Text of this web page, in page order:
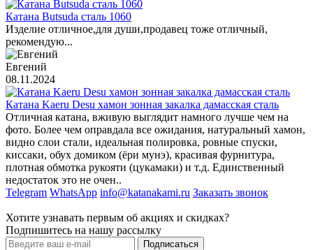
Катана Butsuda сталь 1060
Изделие отличное,для души,продавец тоже отличный,
рекомендую...
Евгений
08.11.2024
Катана Kaeru Desu хамон зонная закалка дамасская сталь
Отличная катана, вживую выглядит намного лучше чем на
фото. Более чем оправдала все ожидания, натуральный хамон,
видно слои стали, идеальная полировка, ровные спуски,
киссаки, обух домиком (ёри мунэ), красивая фурнитура,
плотная обмотка рукояти (цукамаки) и т.д. Единственный
недостаток это не очен..
Telegram WhatsApp info@katanakami.ru Заказать звонок
Хотите узнавать первым об акциях и скидках?
Подпишитесь на нашу рассылку
Подписаться